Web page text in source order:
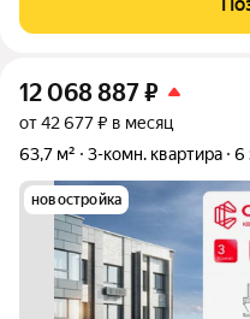
пространство. Вариант
12 068 887₽
от 42 677 ₽ в месяц
63,7 м²
3-комн. квартира 6
новостройка